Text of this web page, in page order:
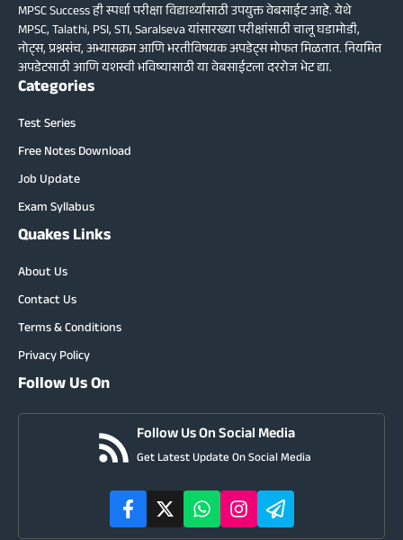
MPSC Success ही स्पर्धा परीक्षा विद्यार्थ्यांसाठी उपयुक्त वेबसाईट आहे. येथे
MPSC, Talathi, PSI, STI, Saralseva यांसारख्या परीक्षांसाठी चालू घडामोडी,
नोट्स, प्रश्नसंच, अभ्यासक्रम आणि भरतीविषयक अपडेट्स मोफत मिळतात. नियमित
अपडेटसाठी आणि यशस्वी भविष्यासाठी या वेबसाईटला दररोज भेट द्या.
Categories
Test Series
Free Notes Download
Job Update
Exam Syllabus
Quakes Links
About Us
Contact Us
Terms & Conditions
Privacy Policy
Follow Us On
Follow Us On Social Media
Get Latest Update On Social Media